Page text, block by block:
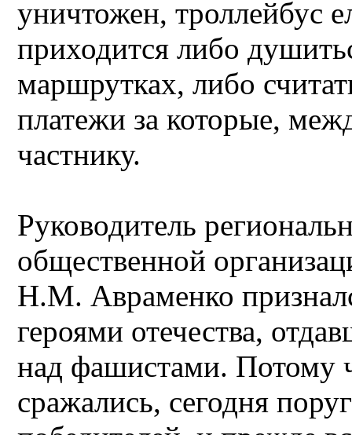
уничтожен, троллейбус
приходится либо
маршрутках, либо
платежи за которые,
частнику.
Руководитель
общественной
Н.М. Авраменко
героями отечества,
над фашистами. Потому
сражались, сегодня